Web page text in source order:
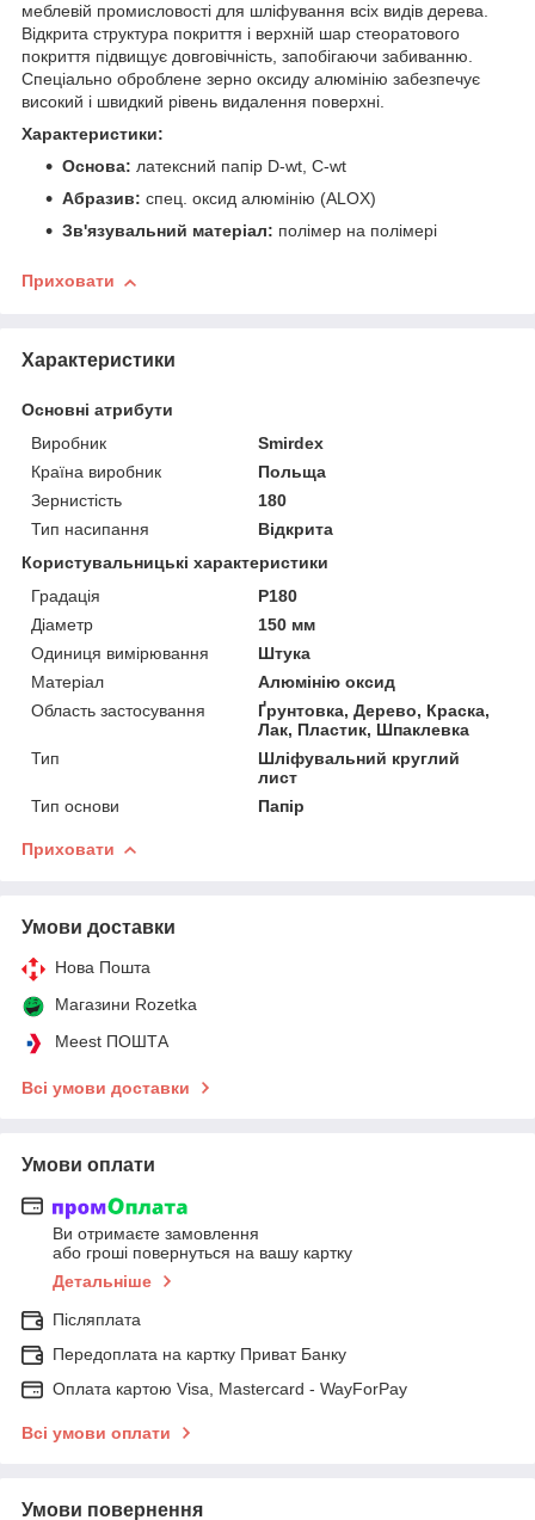
меблевій промисловості для шліфування всіх видів дерева.
Відкрита структура покриття і верхній шар стеоратового
покриття підвищує довговічність, запобігаючи забиванню.
Спеціально оброблене зерно оксиду алюмінію забезпечує
високий і швидкий рівень видалення поверхні.
Характеристики:
Основа: латексний папір D-wt, C-wt
Абразив: спец. оксид алюмінію (ALOX)
Зв'язувальний матеріал: полімер на полімері
Приховати
Характеристики
Основні атрибути
Виробник
Smirdex
Країна виробник
Польща
Зернистість
180
Тип насипання
Відкрита
Користувальницькі характеристики
Градація
P180
Діаметр
150 мм
Одиниця вимірювання
Штука
Матеріал
Алюмінію оксид
Область застосування
Ґрунтовка, Дерево, Краска,
Лак, Пластик, Шпаклевка
Тип
Шліфувальний круглий
лист
Тип основи
Папір
Приховати
Умови доставки
Нова Пошта
Магазини Rozetka
Meest ПОШТА
Всі умови доставки
Умови оплати
Ви отримаєте замовлення
або гроші повернуться на вашу картку
Детальніше
Післяплата
Передоплата на картку Приват Банку
Оплата картою Visa, Mastercard - WayForPay
Всі умови оплати
Умови повернення